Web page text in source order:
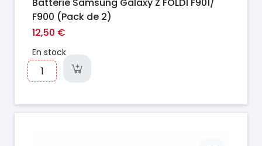
F900 (Pack de 2)
12,50 €
En stock